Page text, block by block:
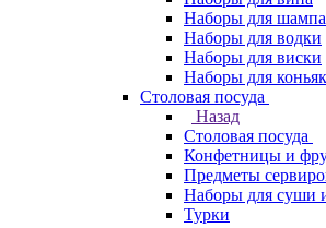
Наборы для
Наборы для водки
Наборы для виски
Наборы для
Столовая посуда
Назад
Столовая посуда
Конфетницы и
Предметы
Наборы для суши
Турки